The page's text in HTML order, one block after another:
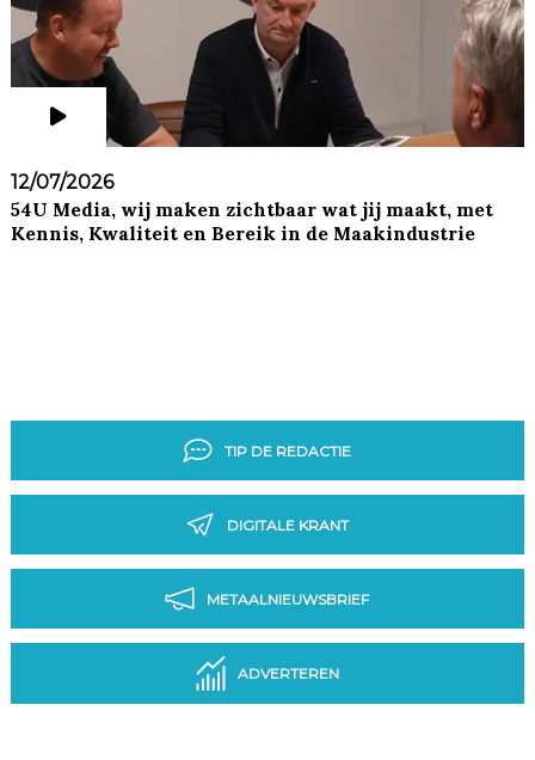
12/07/2026
54U Media, wij maken zichtbaar wat jij maakt, met
Kennis, Kwaliteit en Bereik in de Maakindustrie
TIP DE REDACTIE
DIGITALE KRANT
METAALNIEUWSBRIEF
ADVERTEREN